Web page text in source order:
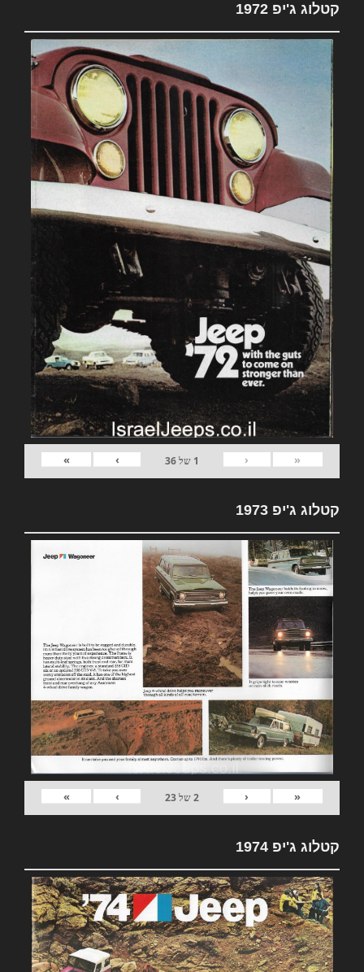
קטלוג ג'יפ 1972
«
‹
1 של36
›
»
קטלוג ג'יפ 1973
«
‹
2של23
›
»
קטלוג ג'יפ 1974